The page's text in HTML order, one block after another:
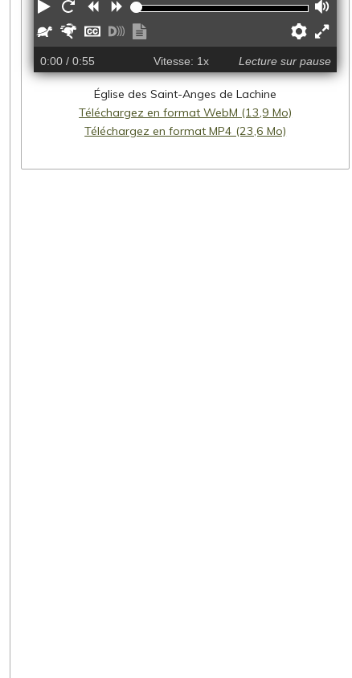
LectureRedémarrer
Reculer
Avancer
Plus
lentement
Plus
rapidement
Masquer
les
sous-
titres
Activer
les
descriptions
la
transcription
0:00/ 0:55 Vitesse: 1x Lecture sur pause
Église des Saint-Anges de Lachine
Téléchargez en format WebM (13,9 Mo)
Téléchargez en format MP4 (23,6 Mo)